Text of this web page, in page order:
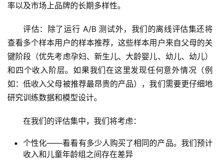
率以及市场上品牌的长期多样性。
评估：除了运行 A/B 测试外，我们的离线评估集还将
查看多个样本用户的样本推荐，这些样本用户来自父母的关
键阶段（优先考虑孕妇、新生儿、大龄婴儿、幼儿、幼儿）
和四个收入阶层。如果我们在这里发现任何意外情况（例
如：低收入父母被推荐最昂贵的产品），我们需要更仔细地
研究训练数据和模型设计。
在我们的评估集中，我们将考虑：
个性化——看看有多少人购买了相同的产品。我们预计
收入和儿童年龄组之间存在差异